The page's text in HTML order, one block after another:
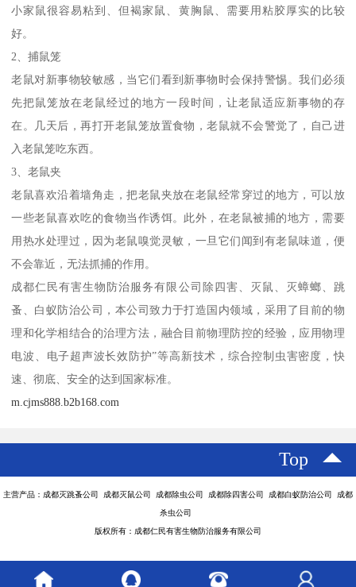
小家鼠很容易粘到、但褐家鼠、黄胸鼠、需要用粘胶厚实的比较
好。
2、捕鼠笼
老鼠对新事物较敏感，当它们看到新事物时会保持警惕。我们必须
先把鼠笼放在老鼠经过的地方一段时间，让老鼠适应新事物的存
在。几天后，再打开老鼠笼放置食物，老鼠就不会警觉了，自己进
入老鼠笼吃东西。
3、老鼠夹
老鼠喜欢沿着墙角走，把老鼠夹放在老鼠经常穿过的地方，可以放
一些老鼠喜欢吃的食物当作诱饵。此外，在老鼠被捕的地方，需要
用热水处理过，因为老鼠嗅觉灵敏，一旦它们闻到有老鼠味道，便
不会靠近，无法抓捕的作用。
成都仁民有害生物防治服务有限公司除四害、灭鼠、灭蟑螂、跳
蚤、白蚁防治公司，本公司致力于打造国内领域，采用了目前的物
理和化学相结合的治理方法，融合目前物理防控的经验，应用物理
电波、电子超声波长效防护”等高新技术，综合控制虫害密度，快
速、彻底、安全的达到国家标准。
m.cjms888.b2b168.com
Top
主营产品：成都灭跳蚤公司 成都灭鼠公司 成都除虫公司 成都除四害公司 成都白蚁防治公司 成都
杀虫公司
版权所有：成都仁民有害生物防治服务有限公司